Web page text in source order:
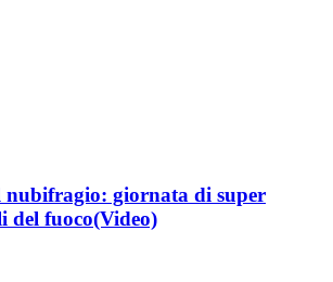
nubifragio: giornata di super
del fuoco(Video)